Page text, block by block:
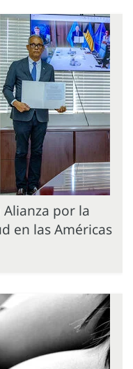
Alianza por la
en las Américas